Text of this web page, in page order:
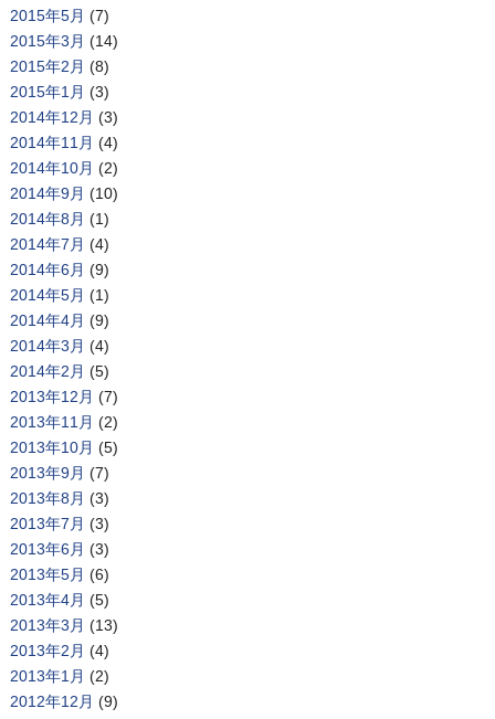
2015年5月 (7)
2015年3月 (14)
2015年2月 (8)
2015年1月 (3)
2014年12月 (3)
2014年11月 (4)
2014年10月 (2)
2014年9月 (10)
2014年8月 (1)
2014年7月 (4)
2014年6月 (9)
2014年5月 (1)
2014年4月 (9)
2014年3月 (4)
2014年2月 (5)
2013年12月 (7)
2013年11月 (2)
2013年10月 (5)
2013年9月 (7)
2013年8月 (3)
2013年7月 (3)
2013年6月 (3)
2013年5月 (6)
2013年4月 (5)
2013年3月 (13)
2013年2月 (4)
2013年1月 (2)
2012年12月 (9)